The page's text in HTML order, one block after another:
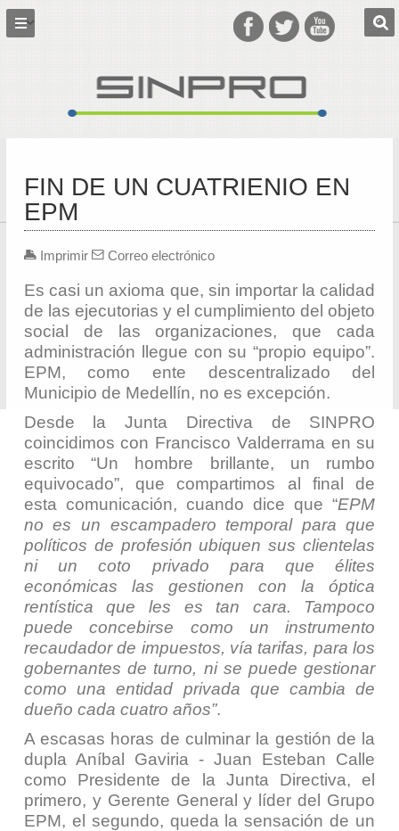
FIN DE UN CUATRIENIO EN
EPM
Imprimir Correo electrónico
Es casi un axioma que, sin importar la calidad
de las ejecutorias y el cumplimiento del objeto
social de las organizaciones, que cada
administración llegue con su “propio equipo”.
EPM, como ente descentralizado del
Municipio de Medellín, no es excepción.
Desde la Junta Directiva de SINPRO
coincidimos con Francisco Valderrama en su
escrito “Un hombre brillante, un rumbo
equivocado”, que compartimos al final de
esta comunicación, cuando dice que “EPM
no es un escampadero temporal para que
políticos de profesión ubiquen sus clientelas
ni un coto privado para que élites
económicas las gestionen con la óptica
rentística que les es tan cara. Tampoco
puede concebirse como un instrumento
recaudador de impuestos, vía tarifas, para los
gobernantes de turno, ni se puede gestionar
como una entidad privada que cambia de
dueño cada cuatro años”.
A escasas horas de culminar la gestión de la
dupla Aníbal Gaviria - Juan Esteban Calle
como Presidente de la Junta Directiva, el
primero, y Gerente General y líder del Grupo
EPM, el segundo, queda la sensación de un